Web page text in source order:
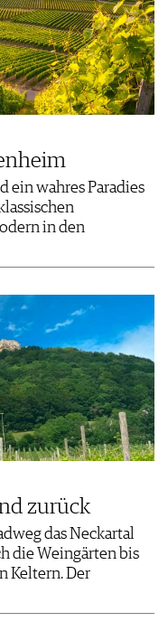
ein wahres Paradies
in den
zurück
das Neckartal
die Weingärten bis
Keltern. Der